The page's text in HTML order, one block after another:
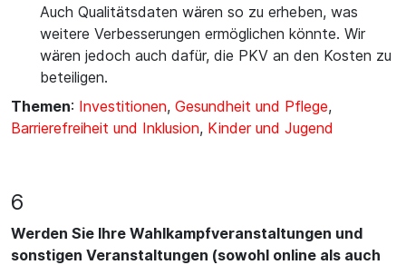
Auch Qualitätsdaten wären so zu erheben, was
weitere Verbesserungen ermöglichen könnte. Wir
wären jedoch auch dafür, die PKV an den Kosten zu
beteiligen.
Themen: Investitionen, Gesundheit und Pflege,
Barrierefreiheit und Inklusion, Kinder und Jugend
6
Werden Sie Ihre Wahlkampfveranstaltungen und
sonstigen Veranstaltungen (sowohl online als auch